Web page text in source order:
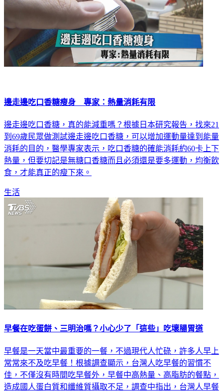
邊走邊吃口香糖瘦身 專家：熱量消耗有限
邊走邊吃口香糖，真的能減重嗎？根據日本研究報告，找來21
到69歲民眾做測試邊走邊吃口香糖，可以增加運動量達到能量
消耗的目的，醫學專家表示，吃口香糖的確能消耗約60卡上下
熱量，但要切記是無糖口香糖而且必須還是要多運動，均衡飲
食，才能真正的瘦下來。
生活
早餐在吃蛋餅、三明治嗎？小心少了「這些」吃壞腸胃道
早餐是一天當中最重要的一餐，不過現代人忙碌，許多人早上
常常來不及吃早餐！根據調查顯示，台灣人吃早餐的習慣不
佳，不僅沒有時間吃早餐外，早餐中高熱量、高脂肪的餐點，
造成國人蛋白質和纖維質攝取不足，調查中指出，台灣人早餐